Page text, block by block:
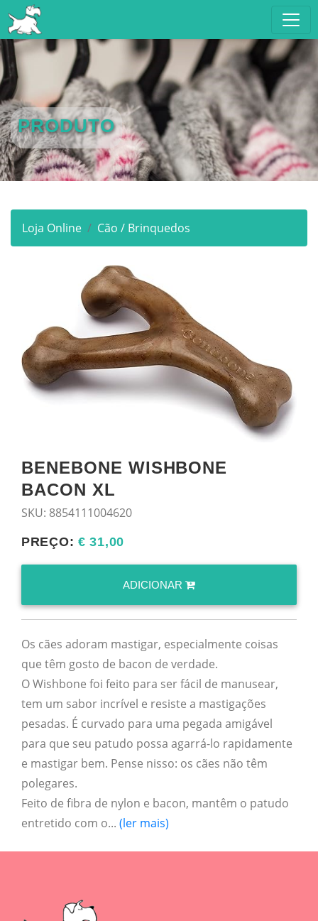
PRODUTO
Loja Online Cão / Brinquedos
BENEBONE WISHBONE
BACON XL
SKU: 8854111004620
PREÇO:€ 31,00
ADICIONAR
Os cães adoram mastigar, especialmente coisas
que têm gosto de bacon de verdade.
O Wishbone foi feito para ser fácil de manusear,
tem um sabor incrível e resiste a mastigações
pesadas. É curvado para uma pegada amigável
para que seu patudo possa agarrá-lo rapidamente
e mastigar bem. Pense nisso: os cães não têm
polegares.
Feito de fibra de nylon e bacon, mantêm o patudo
entretido com o... (ler mais)